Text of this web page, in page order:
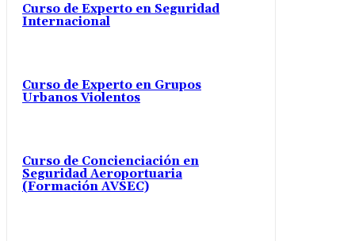
Curso de Experto en Seguridad
Internacional
Curso de Experto en Grupos
Urbanos Violentos
Curso de Concienciación en
Seguridad Aeroportuaria
(Formación AVSEC)